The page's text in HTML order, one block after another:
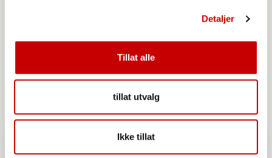
Detaljer
Tillat alle
tillat utvalg
Ikke tillat